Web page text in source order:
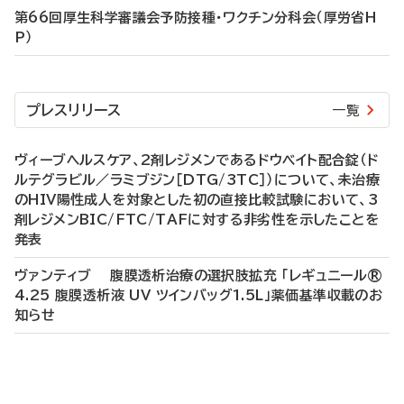
第66回厚生科学審議会予防接種・ワクチン分科会（厚労省H
P）
プレスリリース 一覧
ヴィーブヘルスケア、2剤レジメンであるドウベイト配合錠（ド
ルテグラビル／ラミブジン［DTG/3TC］）について、未治療
のHIV陽性成人を対象とした初の直接比較試験において、3
剤レジメンBIC/FTC/TAFに対する非劣性を示したことを
発表
ヴァンティブ 腹膜透析治療の選択肢拡充 「レギュニール®
4.25 腹膜透析液 UV ツインバッグ1.5L」薬価基準収載のお
知らせ